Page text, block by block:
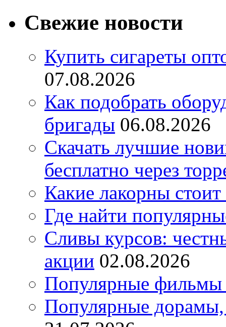
Свежие новости
Купить сигареты
07.08.2026
Как подобрать
бригады 06.08.2026
Скачать лучшие
бесплатно через
Какие лакорны стоит
Где найти
Сливы курсов:
акции 02.08.2026
Популярные фильмы
Популярные дорамы,